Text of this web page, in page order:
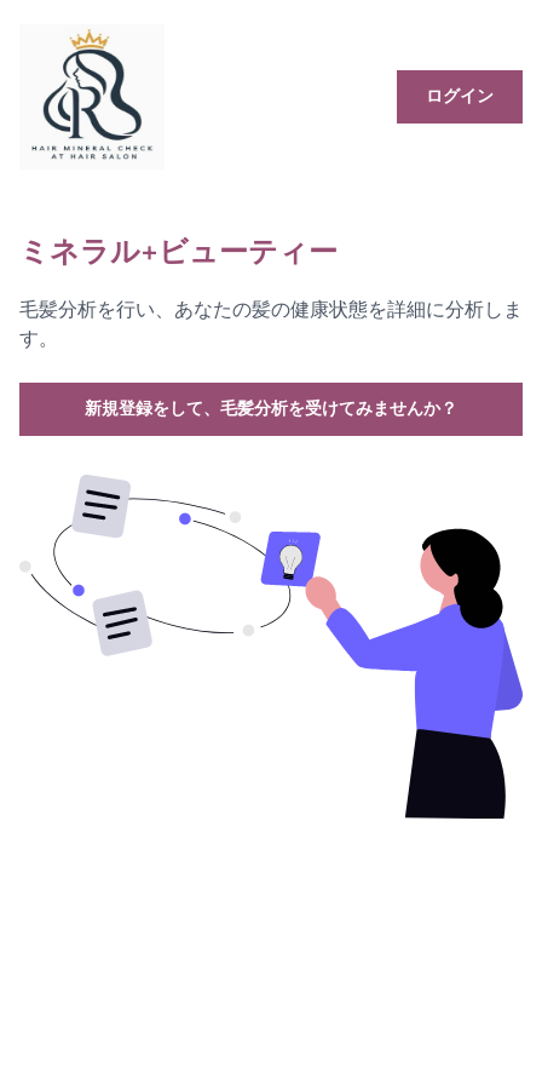
ログイン
ミネラル+ビューティー
毛髪分析を行い、あなたの髪の健康状態を詳細に分析しま
す。
新規登録をして、毛髪分析を受けてみませんか？